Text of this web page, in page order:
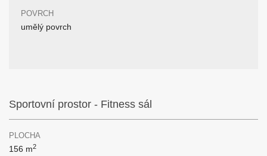
POVRCH
umělý povrch
Sportovní prostor - Fitness sál
PLOCHA
156 m2